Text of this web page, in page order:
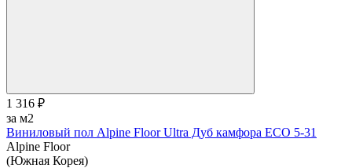
1 316 ₽
за м2
Виниловый пол Alpine Floor Ultra Дуб камфора ЕСО 5-31
Alpine Floor
(Южная Корея)